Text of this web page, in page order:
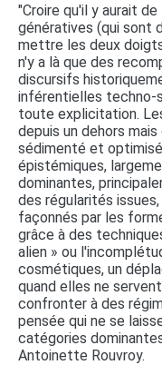
"Croire qu'il y aurait
génératives (qui sont
mettre les deux
n'y a là que des
discursifs
inférentielles techno-
toute explicitation.
depuis un dehors
sédimenté et
épistémiques,
dominantes,
des régularités
façonnés par les
grâce à des
alien » ou
cosmétiques, un
quand elles ne
confronter à des
pensée qui ne se
catégories
Antoinette Rouvroy.